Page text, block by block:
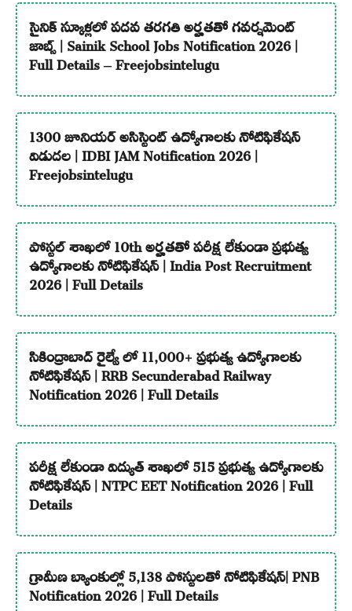
సైనిక్ స్కూళ్లలో పదవ తరగతి అర్హతతో గవర్నమెంట్
జాబ్స్ | Sainik School Jobs Notification 2026 |
Full Details – Freejobsintelugu
1300 జూనియర్ అసిస్టెంట్ ఉద్యోగాలకు నోటిఫికేషన్
విడుదల | IDBI JAM Notification 2026 |
Freejobsintelugu
పోస్టల్ శాఖలో 10th అర్హతతో పరీక్ష లేకుండా ప్రభుత్వ
ఉద్యోగాలకు నోటిఫికేషన్ | India Post Recruitment
2026 | Full Details
సికింద్రాబాద్ రైల్వే లో 11,000+ ప్రభుత్వ ఉద్యోగాలకు
నోటిఫికేషన్ | RRB Secunderabad Railway
Notification 2026 | Full Details
పరీక్ష లేకుండా విద్యుత్ శాఖలో 515 ప్రభుత్వ ఉద్యోగాలకు
నోటిఫికేషన్ | NTPC EET Notification 2026 | Full
Details
గ్రామీణ బ్యాంకుల్లో 5,138 పోస్టులతో నోటిఫికేషన్| PNB
Notification 2026 | Full Details